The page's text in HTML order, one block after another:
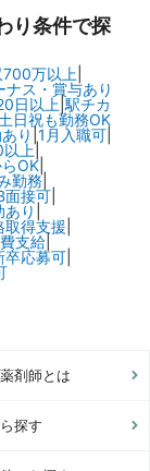
り条件で探
700万以上
ナス・賞与あり
日以上 駅チカ
土日祝も勤務OK
り 1月入職可|
以上|
OK|
勤務|
面接可|
り
取得支援
支給|
卒応募可|
剤師とは
探す